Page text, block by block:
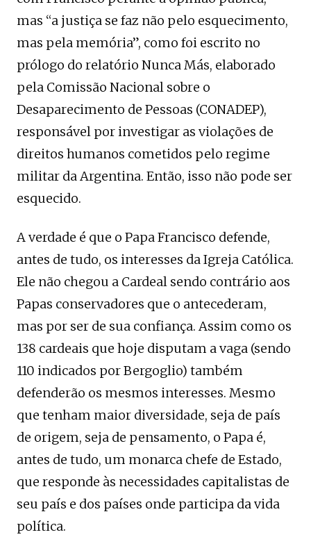
mas “a justiça se faz não pelo esquecimento,
mas pela memória”, como foi escrito no
prólogo do relatório Nunca Más, elaborado
pela Comissão Nacional sobre o
Desaparecimento de Pessoas (CONADEP),
responsável por investigar as violações de
direitos humanos cometidos pelo regime
militar da Argentina. Então, isso não pode ser
esquecido.
A verdade é que o Papa Francisco defende,
antes de tudo, os interesses da Igreja Católica.
Ele não chegou a Cardeal sendo contrário aos
Papas conservadores que o antecederam,
mas por ser de sua confiança. Assim como os
138 cardeais que hoje disputam a vaga (sendo
110 indicados por Bergoglio) também
defenderão os mesmos interesses. Mesmo
que tenham maior diversidade, seja de país
de origem, seja de pensamento, o Papa é,
antes de tudo, um monarca chefe de Estado,
que responde às necessidades capitalistas de
seu país e dos países onde participa da vida
política.